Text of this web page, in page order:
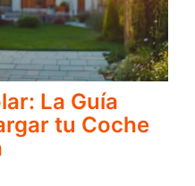
La Guía
tu Coche